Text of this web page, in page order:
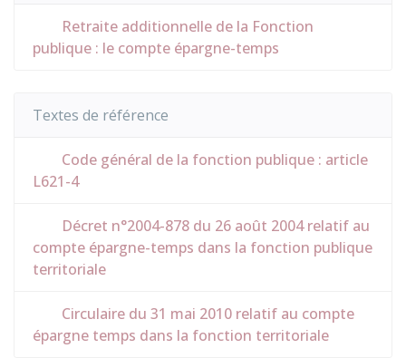
Retraite additionnelle de la Fonction
publique : le compte épargne-temps
Textes de référence
Code général de la fonction publique : article
L621-4
Décret n°2004-878 du 26 août 2004 relatif au
compte épargne-temps dans la fonction publique
territoriale
Circulaire du 31 mai 2010 relatif au compte
épargne temps dans la fonction territoriale